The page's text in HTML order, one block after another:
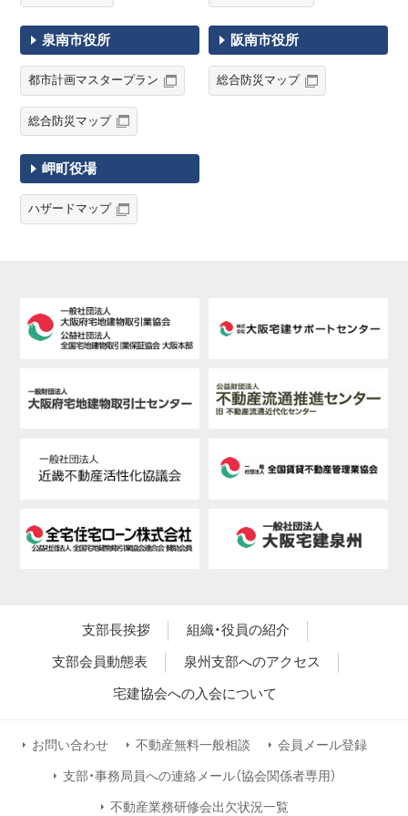
泉南市役所
都市計画マスタープラン
総合防災マップ
阪南市役所
総合防災マップ
岬町役場
ハザードマップ
支部長挨拶
組織・役員の紹介
支部会員動態表
泉州支部へのアクセス
宅建協会への入会について
お問い合わせ 不動産無料一般相談 会員メール登録
支部・事務局員への連絡メール（協会関係者専用）
不動産業務研修会出欠状況一覧